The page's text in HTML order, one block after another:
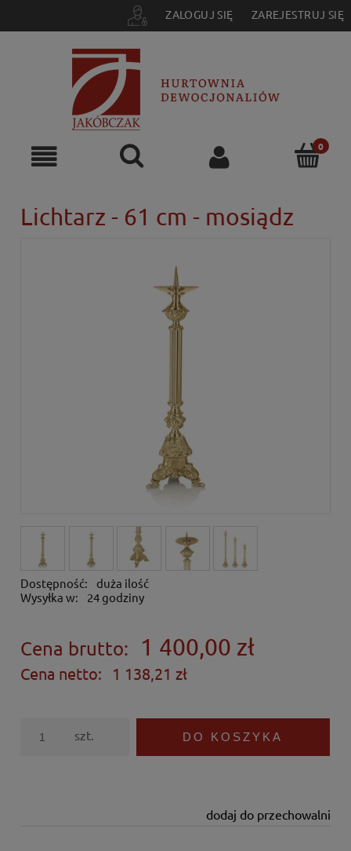
ZALOGUJ SIĘ ZAREJESTRUJ SIĘ
Lichtarz - 61 cm - mosiądz
Dostępność:
duża ilość
Wysyłka w:
24 godziny
Cena brutto: 1 400,00 zł
Cena netto: 1 138,21 zł
szt. DO KOSZYKA
dodaj do przechowalni